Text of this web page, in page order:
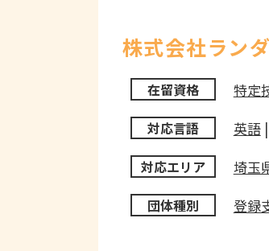
株式会社ラン
在留資格 特定
対応言語 英語|
対応エリア 埼玉
団体種別 登録